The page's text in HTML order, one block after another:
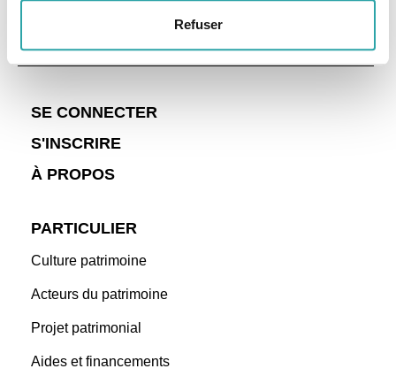
Refuser
SE CONNECTER
S'INSCRIRE
À PROPOS
PARTICULIER
Culture patrimoine
Acteurs du patrimoine
Projet patrimonial
Aides et financements